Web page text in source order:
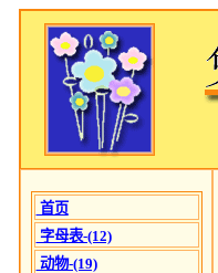
首页
字母表-(12)
动物-(19)